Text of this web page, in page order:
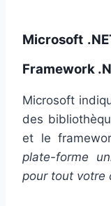
Microsoft
Framework
Microsoft
des
et le
plate-forme
pour tout votre